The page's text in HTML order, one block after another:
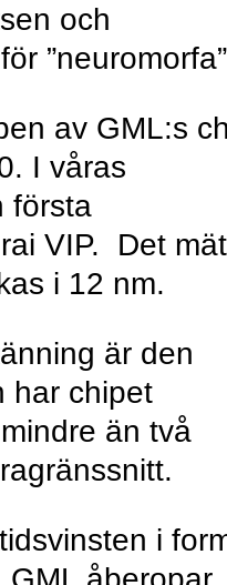
och
av GML:s
I våras
första
VIP. Det
i 12 nm.
är den
har chipet
än två
i